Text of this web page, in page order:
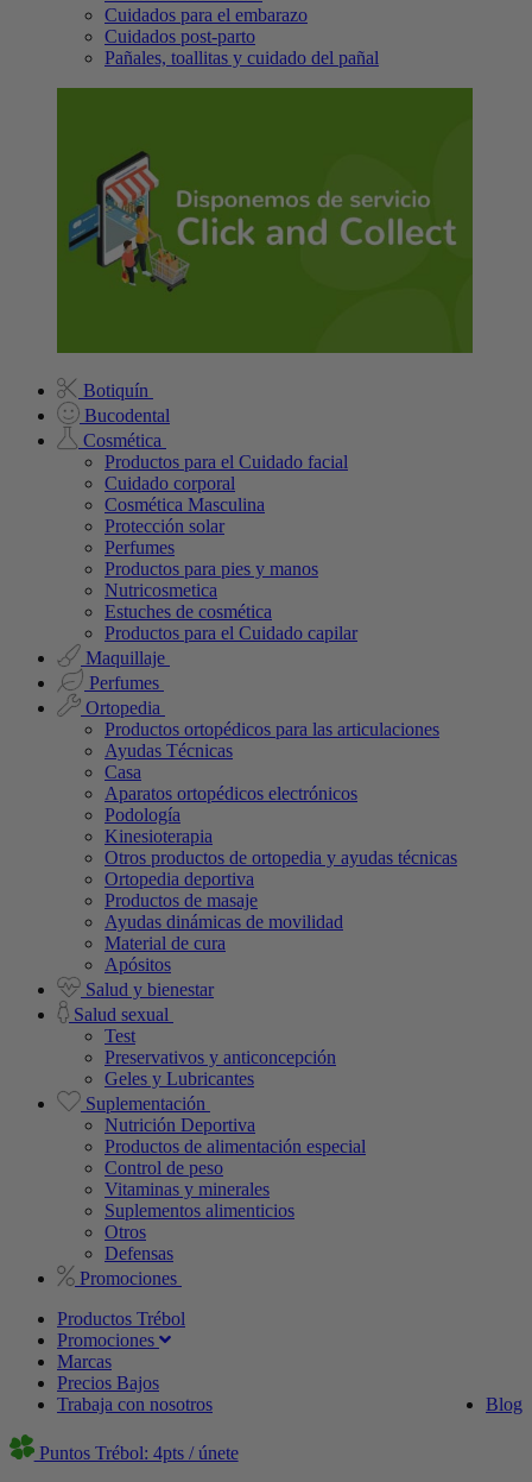
Cuidados para el embarazo
Cuidados post-parto
Pañales, toallitas y cuidado del pañal
Botiquín
Bucodental
Cosmética
Productos para el Cuidado facial
Cuidado corporal
Cosmética Masculina
Protección solar
Perfumes
Productos para pies y manos
Nutricosmetica
Estuches de cosmética
Productos para el Cuidado capilar
Maquillaje
Perfumes
Ortopedia
Productos ortopédicos para las articulaciones
Ayudas Técnicas
Casa
Aparatos ortopédicos electrónicos
Podología
Kinesioterapia
Otros productos de ortopedia y ayudas técnicas
Ortopedia deportiva
Productos de masaje
Ayudas dinámicas de movilidad
Material de cura
Apósitos
Salud y bienestar
Salud sexual
Test
Preservativos y anticoncepción
Geles y Lubricantes
Suplementación
Nutrición Deportiva
Productos de alimentación especial
Control de peso
Vitaminas y minerales
Suplementos alimenticios
Otros
Defensas
Promociones
Productos Trébol
Promociones
Marcas
Precios Bajos
Blog
Trabaja con nosotros
Puntos Trébol: 4pts / únete